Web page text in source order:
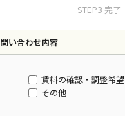
STEP3 完了
問い合わせ内容
賃料の確認・調整希望
その他